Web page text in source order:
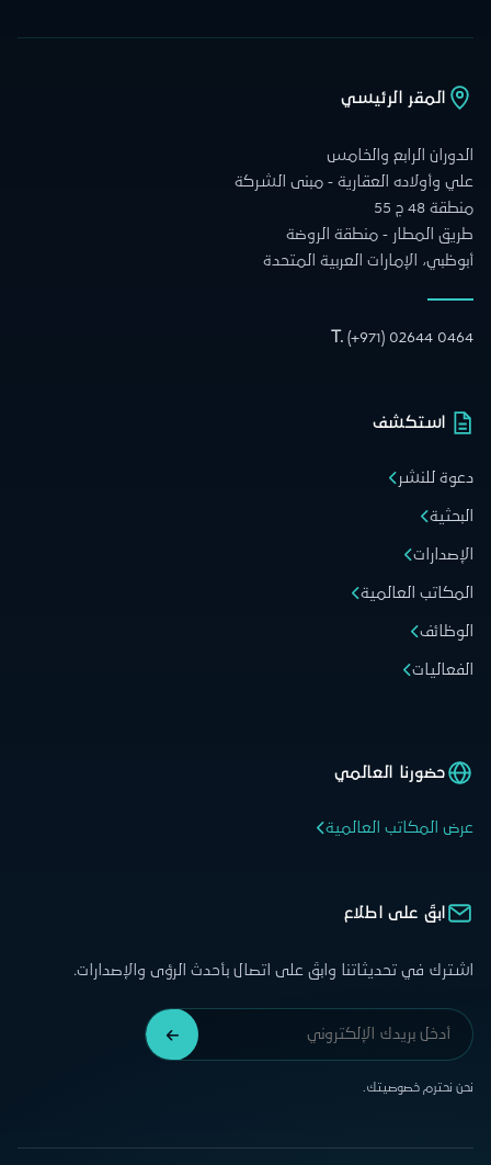
المقر الرئيسي
الدوران الرابع والخامس
علي وأولاده العقارية - مبنى الشركة
منطقة 48 ج 55
طريق المطار - منطقة الروضة
أبوظبي، الإمارات العربية المتحدة
T. (+971) 02644 0464
استكشف
دعوة للنشر
البحثية
الإصدارات
المكاتب العالمية
الوظائف
الفعاليات
حضورنا العالمي
عرض المكاتب العالمية
ابقَ على اطلاع
اشترك في تحديثاتنا وابقَ على اتصال بأحدث الرؤى والإصدارات.
نحن نحترم خصوصيتك.